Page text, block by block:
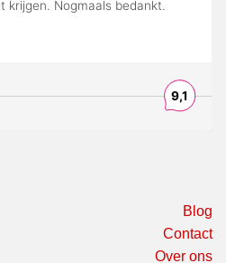
Blog
Contact
Over ons